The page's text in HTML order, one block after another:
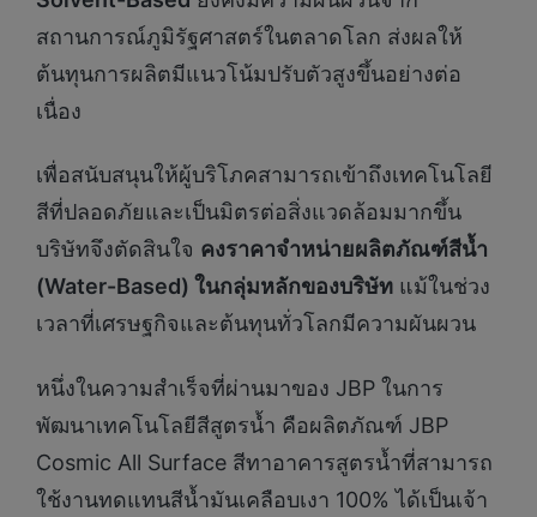
สถานการณ์ภูมิรัฐศาสตร์ในตลาดโลก ส่งผลให้
ต้นทุนการผลิตมีแนวโน้มปรับตัวสูงขึ้นอย่างต่อ
เนื่อง
เพื่อสนับสนุนให้ผู้บริโภคสามารถเข้าถึงเทคโนโลยี
สีที่ปลอดภัยและเป็นมิตรต่อสิ่งแวดล้อมมากขึ้น
บริษัทจึงตัดสินใจ คงราคาจำหน่ายผลิตภัณฑ์สีน้ำ
(Water-Based) ในกลุ่มหลักของบริษัท แม้ในช่วง
เวลาที่เศรษฐกิจและต้นทุนทั่วโลกมีความผันผวน
หนึ่งในความสำเร็จที่ผ่านมาของ JBP ในการ
พัฒนาเทคโนโลยีสีสูตรน้ำ คือผลิตภัณฑ์ JBP
Cosmic All Surface สีทาอาคารสูตรน้ำที่สามารถ
ใช้งานทดแทนสีน้ำมันเคลือบเงา 100% ได้เป็นเจ้า